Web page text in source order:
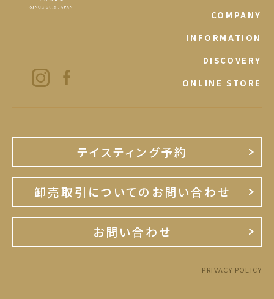
COMPANY
INFORMATION
DISCOVERY
ONLINE STORE
テイスティング予約
卸売取引についてのお問い合わせ
お問い合わせ
PRIVACY POLICY